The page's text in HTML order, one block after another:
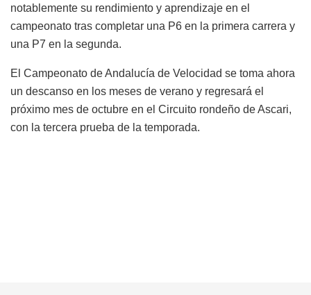
notablemente su rendimiento y aprendizaje en el
campeonato tras completar una P6 en la primera carrera y
una P7 en la segunda.
El Campeonato de Andalucía de Velocidad se toma ahora
un descanso en los meses de verano y regresará el
próximo mes de octubre en el Circuito rondeño de Ascari,
con la tercera prueba de la temporada.